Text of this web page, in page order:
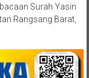
Surah Yasin
Rangsang Barat,